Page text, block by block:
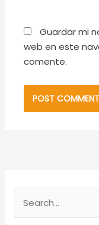
Guardar mi
web en este
comente.